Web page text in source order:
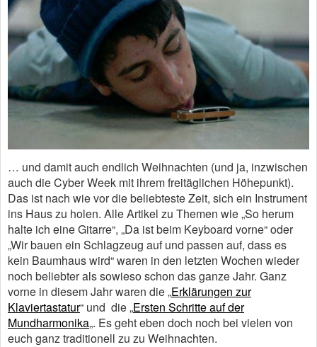
… und damit auch endlich Weihnachten (und ja, inzwischen
auch die Cyber Week mit ihrem freitäglichen Höhepunkt).
Das ist nach wie vor die beliebteste Zeit, sich ein Instrument
ins Haus zu holen. Alle Artikel zu Themen wie „So herum
halte ich eine Gitarre“, „Da ist beim Keyboard vorne“ oder
„Wir bauen ein Schlagzeug auf und passen auf, dass es
kein Baumhaus wird“ waren in den letzten Wochen wieder
noch beliebter als sowieso schon das ganze Jahr. Ganz
vorne in diesem Jahr waren die „Erklärungen zur
Klaviertastatur“ und die „Ersten Schritte auf der
Mundharmonika„. Es geht eben doch noch bei vielen von
euch ganz traditionell zu zu Weihnachten.